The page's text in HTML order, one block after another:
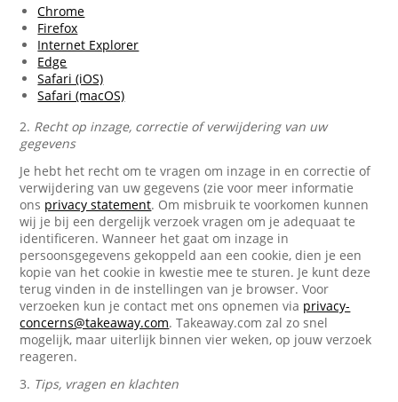
Chrome
Firefox
Internet Explorer
Edge
Safari (iOS)
Safari (macOS)
2. Recht op inzage, correctie of verwijdering van uw
gegevens
Je hebt het recht om te vragen om inzage in en correctie of
verwijdering van uw gegevens (zie voor meer informatie
ons privacy statement. Om misbruik te voorkomen kunnen
wij je bij een dergelijk verzoek vragen om je adequaat te
identificeren. Wanneer het gaat om inzage in
persoonsgegevens gekoppeld aan een cookie, dien je een
kopie van het cookie in kwestie mee te sturen. Je kunt deze
terug vinden in de instellingen van je browser. Voor
verzoeken kun je contact met ons opnemen via privacy-
concerns@takeaway.com. Takeaway.com zal zo snel
mogelijk, maar uiterlijk binnen vier weken, op jouw verzoek
reageren.
3. Tips, vragen en klachten